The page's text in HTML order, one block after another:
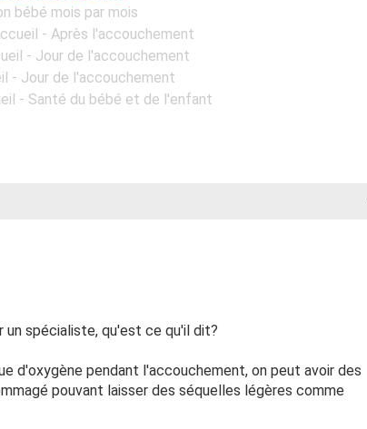
bébé mois par mois
- Après l'accouchement
- Jour de l'accouchement
- Jour de l'accouchement
- Santé du bébé et de l'enfant
un spécialiste, qu'est ce qu'il dit?
d'oxygène pendant l'accouchement, on peut avoir des
pouvant laisser des séquelles légères comme